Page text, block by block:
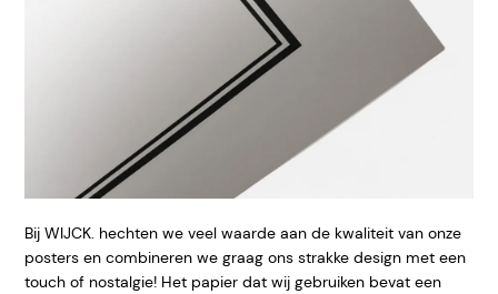
Bij WIJCK. hechten we veel waarde aan de kwaliteit van onze
posters en combineren we graag ons strakke design met een
touch of nostalgie! Het papier dat wij gebruiken bevat een